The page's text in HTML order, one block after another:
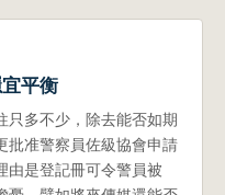
平衡
只多不少，除去能否如期
批准警察員佐級協會申請
由是登記冊可令警員被